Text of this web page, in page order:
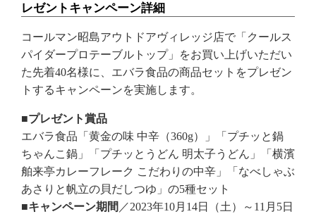
レゼントキャンペーン詳細
コールマン昭島アウトドアヴィレッジ店で「クールス
パイダープロテーブルトップ」をお買い上げいただい
た先着40名様に、エバラ食品の商品セットをプレゼン
トするキャンペーンを実施します。
■プレゼント賞品
エバラ食品「黄金の味 中辛（360g）」「プチッと鍋
ちゃんこ鍋」「プチッとうどん 明太子うどん」「横濱
舶来亭カレーフレーク こだわりの中辛」「なべしゃぶ
あさりと帆立の貝だしつゆ」の5種セット
■キャンペーン期間 ／2023年10月14日（土）～11月5日